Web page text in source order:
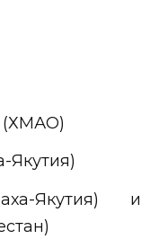
(ХМАО)
Якутия)
Якутия) и